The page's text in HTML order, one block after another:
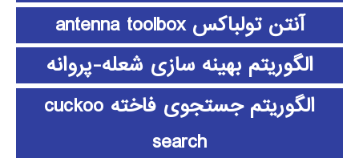
آنتن تولباکس antenna toolbox
الگوریتم بهینه سازی شعله-پروانه
الگوریتم جستجوی فاخته cuckoo
search